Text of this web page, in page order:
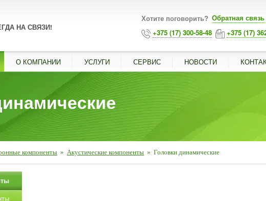
НА СВЯЗИ!
Хотите поговорить? Обратная связь
+375 (17) 300-58-48
+375 (17)
О КОМПАНИИ УСЛУГИ СЕРВИС НОВОСТИ
компоненты » Акустические компоненты » Головки динамические